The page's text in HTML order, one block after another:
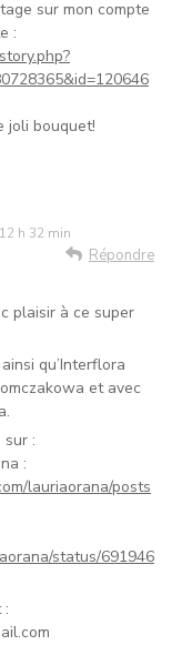
sur mon compte
:
joli bouquet!
h 32 min
Répondre
plaisir à ce super
qu’Interflora
et avec
sur :
:
lauriaorana/posts
status/691946
: